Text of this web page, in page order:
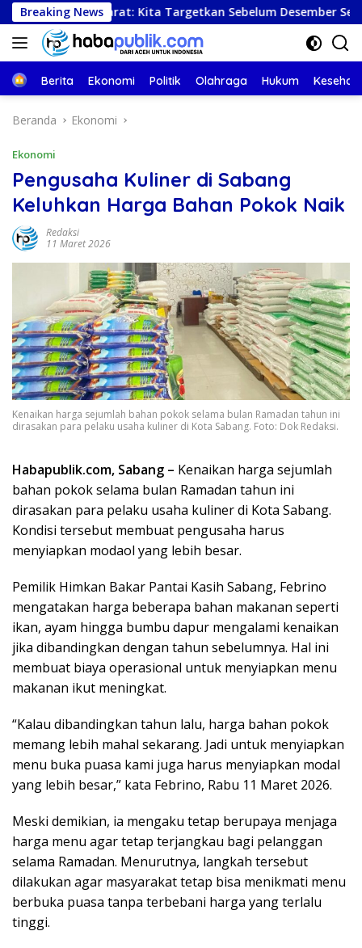
Langsung
ke
konten
Breaking News
Barat: Kita Targetkan Sebelum Desember Semua Selesai
Beranda
Berita Ekonomi Politik Olahraga Hukum
Beranda Ekonomi
Ekonomi
Pengusaha Kuliner di Sabang
Keluhkan Harga Bahan Pokok Naik
Redaksi
11 Maret 2026
Kenaikan harga sejumlah bahan pokok selama bulan Ramadan tahun ini
dirasakan para pelaku usaha kuliner di Kota Sabang. Foto: Dok Redaksi.
Habapublik.com, Sabang – Kenaikan harga sejumlah
bahan pokok selama bulan Ramadan tahun ini
dirasakan para pelaku usaha kuliner di Kota Sabang.
Kondisi tersebut membuat pengusaha harus
menyiapkan modaol yang lebih besar.
Pemilik Himkan Bakar Pantai Kasih Sabang, Febrino
mengatakan harga beberapa bahan makanan seperti
ikan, ayam hingga bumbu dapur mengalami kenaikan
jika dibandingkan dengan tahun sebelumnya. Hal ini
membuat biaya operasional untuk menyiapkan menu
makanan ikut meningkat.
“Kalau dibandingkan tahun lalu, harga bahan pokok
memang lebih mahal sekarang. Jadi untuk menyiapkan
menu buka puasa kami juga harus menyiapkan modal
yang lebih besar,” kata Febrino, Rabu 11 Maret 2026.
Meski demikian, ia mengaku tetap berupaya menjaga
harga menu agar tetap terjangkau bagi pelanggan
selama Ramadan. Menurutnya, langkah tersebut
dilakukan agar masyarakat tetap bisa menikmati menu
berbuka puasa tanpa terbebani harga yang terlalu
tinggi.